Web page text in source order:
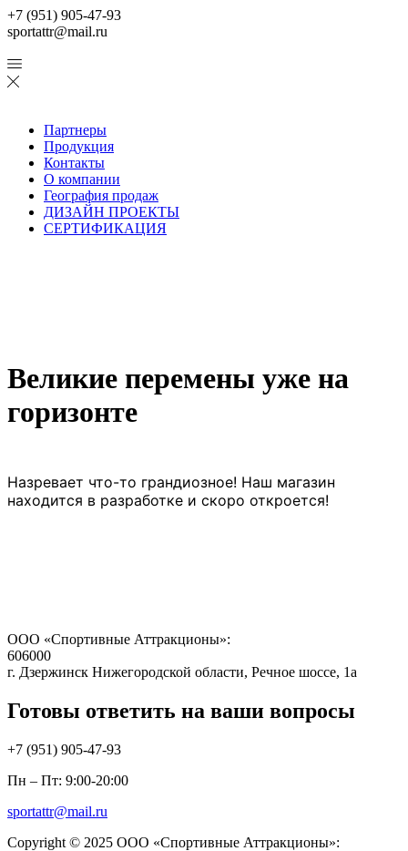
+7 (951) 905-47-93
sportattr@mail.ru
Партнеры
Продукция
Контакты
О компании
География продаж
ДИЗАЙН ПРОЕКТЫ
СЕРТИФИКАЦИЯ
Великие перемены уже на
горизонте
Назревает что-то грандиозное! Наш магазин
находится в разработке и скоро откроется!
ООО «Спортивные Аттракционы»:
606000
г. Дзержинск Нижегородской области, Речное шоссе, 1а
Готовы ответить на ваши вопросы
+7 (951) 905-47-93
Пн – Пт: 9:00-20:00
sportattr@mail.ru
Copyright © 2025 ООО «Спортивные Аттракционы»: